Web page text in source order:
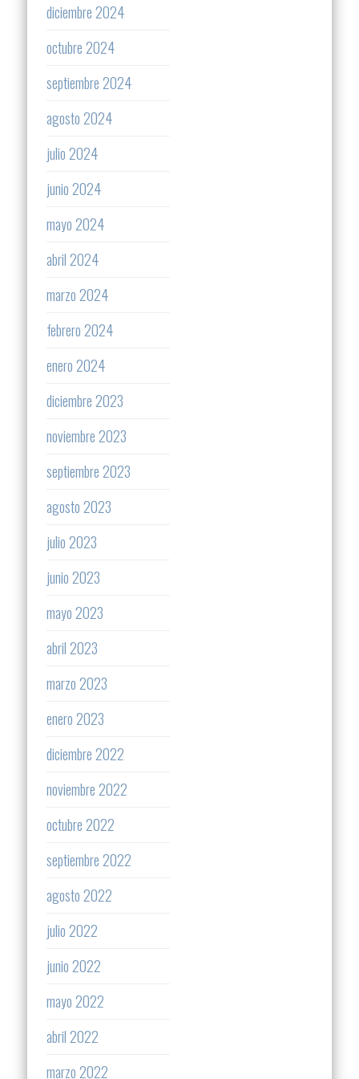
diciembre 2024
octubre 2024
septiembre 2024
agosto 2024
julio 2024
junio 2024
mayo 2024
abril 2024
marzo 2024
febrero 2024
enero 2024
diciembre 2023
noviembre 2023
septiembre 2023
agosto 2023
julio 2023
junio 2023
mayo 2023
abril 2023
marzo 2023
enero 2023
diciembre 2022
noviembre 2022
octubre 2022
septiembre 2022
agosto 2022
julio 2022
junio 2022
mayo 2022
abril 2022
marzo 2022